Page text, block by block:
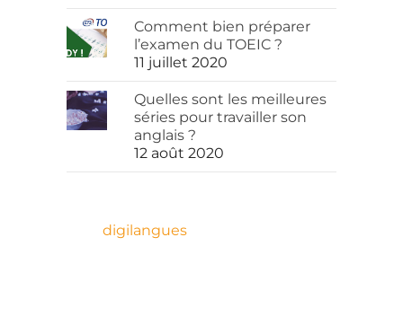
Comment bien préparer
l’examen du TOEIC ?
11 juillet 2020
Quelles sont les meilleures
séries pour travailler son
anglais ?
12 août 2020
digilangues